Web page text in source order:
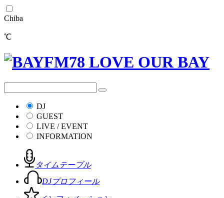
Chiba
℃
DJ
GUEST
LIVE / EVENT
INFORMATION
タイムテーブル
DJプロフィール